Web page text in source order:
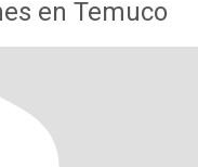
en Temuco